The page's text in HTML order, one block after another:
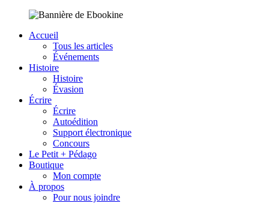
Accueil
Tous les articles
Événements
Histoire
Histoire
Évasion
Écrire
Écrire
Autoédition
Support électronique
Concours
Le Petit + Pédago
Boutique
Mon compte
À propos
Pour nous joindre